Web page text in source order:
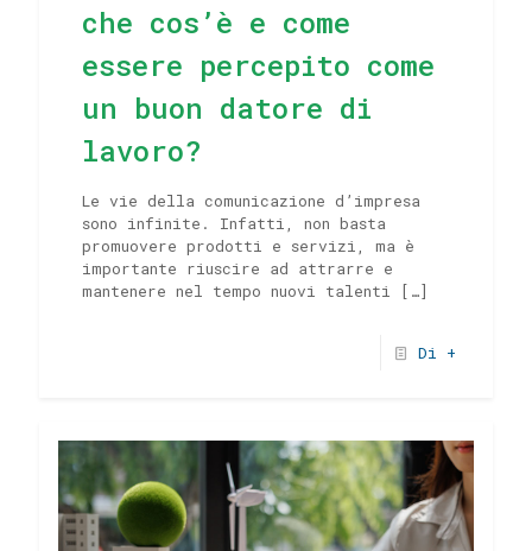
che cos’è e come
essere percepito come
un buon datore di
lavoro?
Le vie della comunicazione d’impresa
sono infinite. Infatti, non basta
promuovere prodotti e servizi, ma è
importante riuscire ad attrarre e
mantenere nel tempo nuovi talenti […]
Di +